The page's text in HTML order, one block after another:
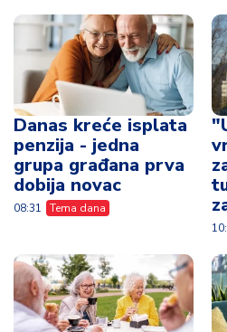
Danas kreće isplata
penzija - jedna
grupa građana prva
dobija novac
08:31 Tema dana